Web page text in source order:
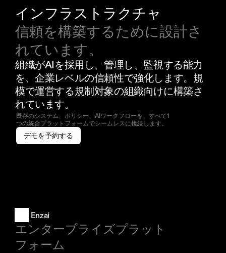
インフラストラクチャ
信頼を構築するために設計さ
れています。
組織がAIを採用し、管理し、監視する能力
を、企業レベルの信頼性で強化します。規
模で運営する規制対象の組織向けに構築さ
れています。
既存のシステム、ポリシー、AIワークフローを、すべて1
つの統合プラットフォームでシームレスに接続します。
デモを予約する
Enzai
エンタープライズプラット
フォーム